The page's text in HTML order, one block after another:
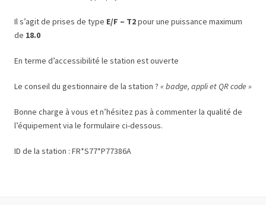
Il s’agit de prises de type E/F – T2pour une puissance maximum
de 18.0
En terme d’accessibilité le station est ouverte
Le conseil du gestionnaire de la station ? « badge, appli et QR code »
Bonne charge à vous et n’hésitez pas à commenter la qualité de
l’équipement via le formulaire ci-dessous.
ID de la station : FR*S77*P77386A